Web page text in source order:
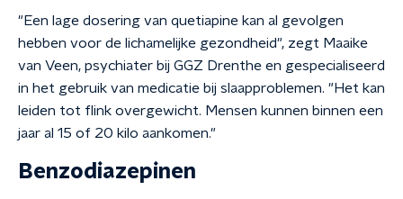
"Een lage dosering van quetiapine kan al gevolgen
hebben voor de lichamelijke gezondheid", zegt Maaike
van Veen, psychiater bij GGZ Drenthe en gespecialiseerd
in het gebruik van medicatie bij slaapproblemen. "Het kan
leiden tot flink overgewicht. Mensen kunnen binnen een
jaar al 15 of 20 kilo aankomen."
Benzodiazepinen